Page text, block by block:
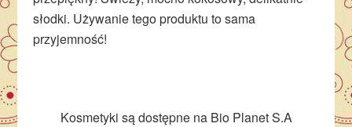
słodki. Używanie tego produktu to sama
przyjemność!
Kosmetyki są dostępne na Bio Planet S.A